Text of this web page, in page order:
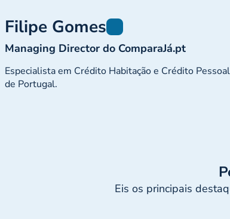
Filipe Gomes
Managing Director do ComparaJá.pt
Especialista em Crédito Habitação e Crédito
de Portugal.
Eis os principais